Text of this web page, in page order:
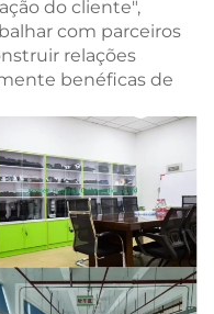
do cliente",
com parceiros
relações
benéficas de